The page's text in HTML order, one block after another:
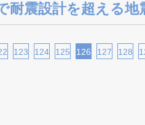
耐震設計を超える地
123 124 125 126 127 128